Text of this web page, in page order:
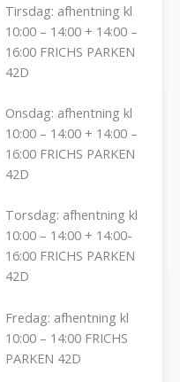
Tirsdag: afhentning kl
10:00 – 14:00 + 14:00 –
16:00 FRICHS PARKEN
42D
Onsdag: afhentning kl
10:00 – 14:00 + 14:00 –
16:00 FRICHS PARKEN
42D
Torsdag: afhentning kl
10:00 – 14:00 + 14:00-
16:00 FRICHS PARKEN
42D
Fredag: afhentning kl
10:00 – 14:00 FRICHS
PARKEN 42D